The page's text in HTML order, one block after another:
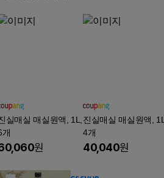
실매실 매실원액, 1L,
개
원
진실매실 매실원액, 1L,
4개
40,040원